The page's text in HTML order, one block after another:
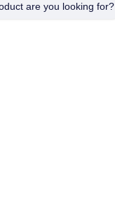
15322891631
are you looking for?